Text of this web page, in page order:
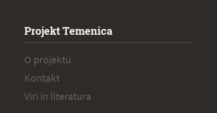
Projekt Temenica
O projektu
Kontakt
Viri in literatura